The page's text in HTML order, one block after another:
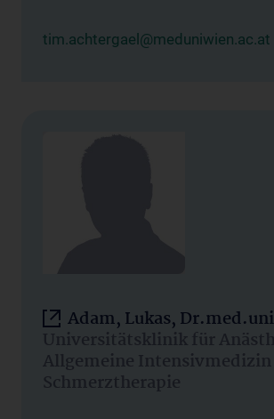
tim.achtergael@meduniwien.ac.at
Adam, Lukas,
Universitätsklinik für
Allgemeine Intensivmedizin
Schmerztherapie